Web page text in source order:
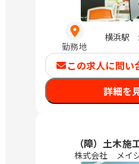
勤務地
横浜駅
この求人に問い
詳細を
（障）土木施
株式会社 メイ